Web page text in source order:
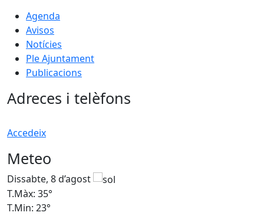
Agenda
Avisos
Notícies
Ple Ajuntament
Publicacions
Adreces i telèfons
Accedeix
Meteo
Dissabte, 8 d’agost
T.Màx: 35°
T.Min: 23°